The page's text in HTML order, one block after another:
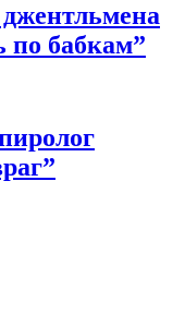
по бабкам”